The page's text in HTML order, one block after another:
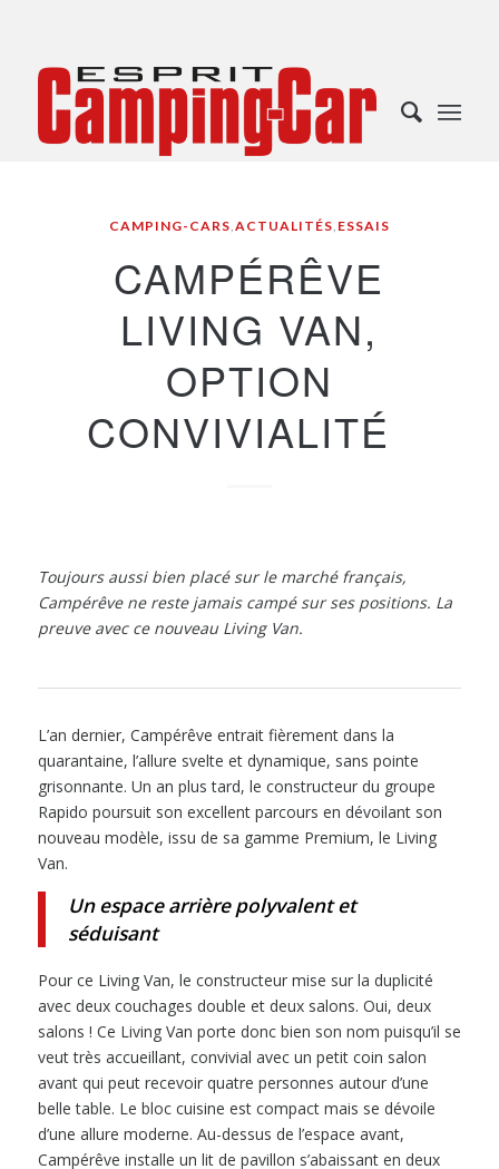
CAMPING-CARS,ACTUALITÉS, ESSAIS
CAMPÉRÊVE
LIVING VAN,
OPTION
CONVIVIALITÉ
Toujours aussi bien placé sur le marché français,
Campérêve ne reste jamais campé sur ses positions. La
preuve avec ce nouveau Living Van.
L’an dernier, Campérêve entrait fièrement dans la
quarantaine, l’allure svelte et dynamique, sans pointe
grisonnante. Un an plus tard, le constructeur du groupe
Rapido poursuit son excellent parcours en dévoilant son
nouveau modèle, issu de sa gamme Premium, le Living
Van.
Un espace arrière polyvalent et
séduisant
Pour ce Living Van, le constructeur mise sur la duplicité
avec deux couchages double et deux salons. Oui, deux
salons ! Ce Living Van porte donc bien son nom puisqu’il se
veut très accueillant, convivial avec un petit coin salon
avant qui peut recevoir quatre personnes autour d’une
belle table. Le bloc cuisine est compact mais se dévoile
d’une allure moderne. Au-dessus de l’espace avant,
Campérêve installe un lit de pavillon s’abaissant en deux